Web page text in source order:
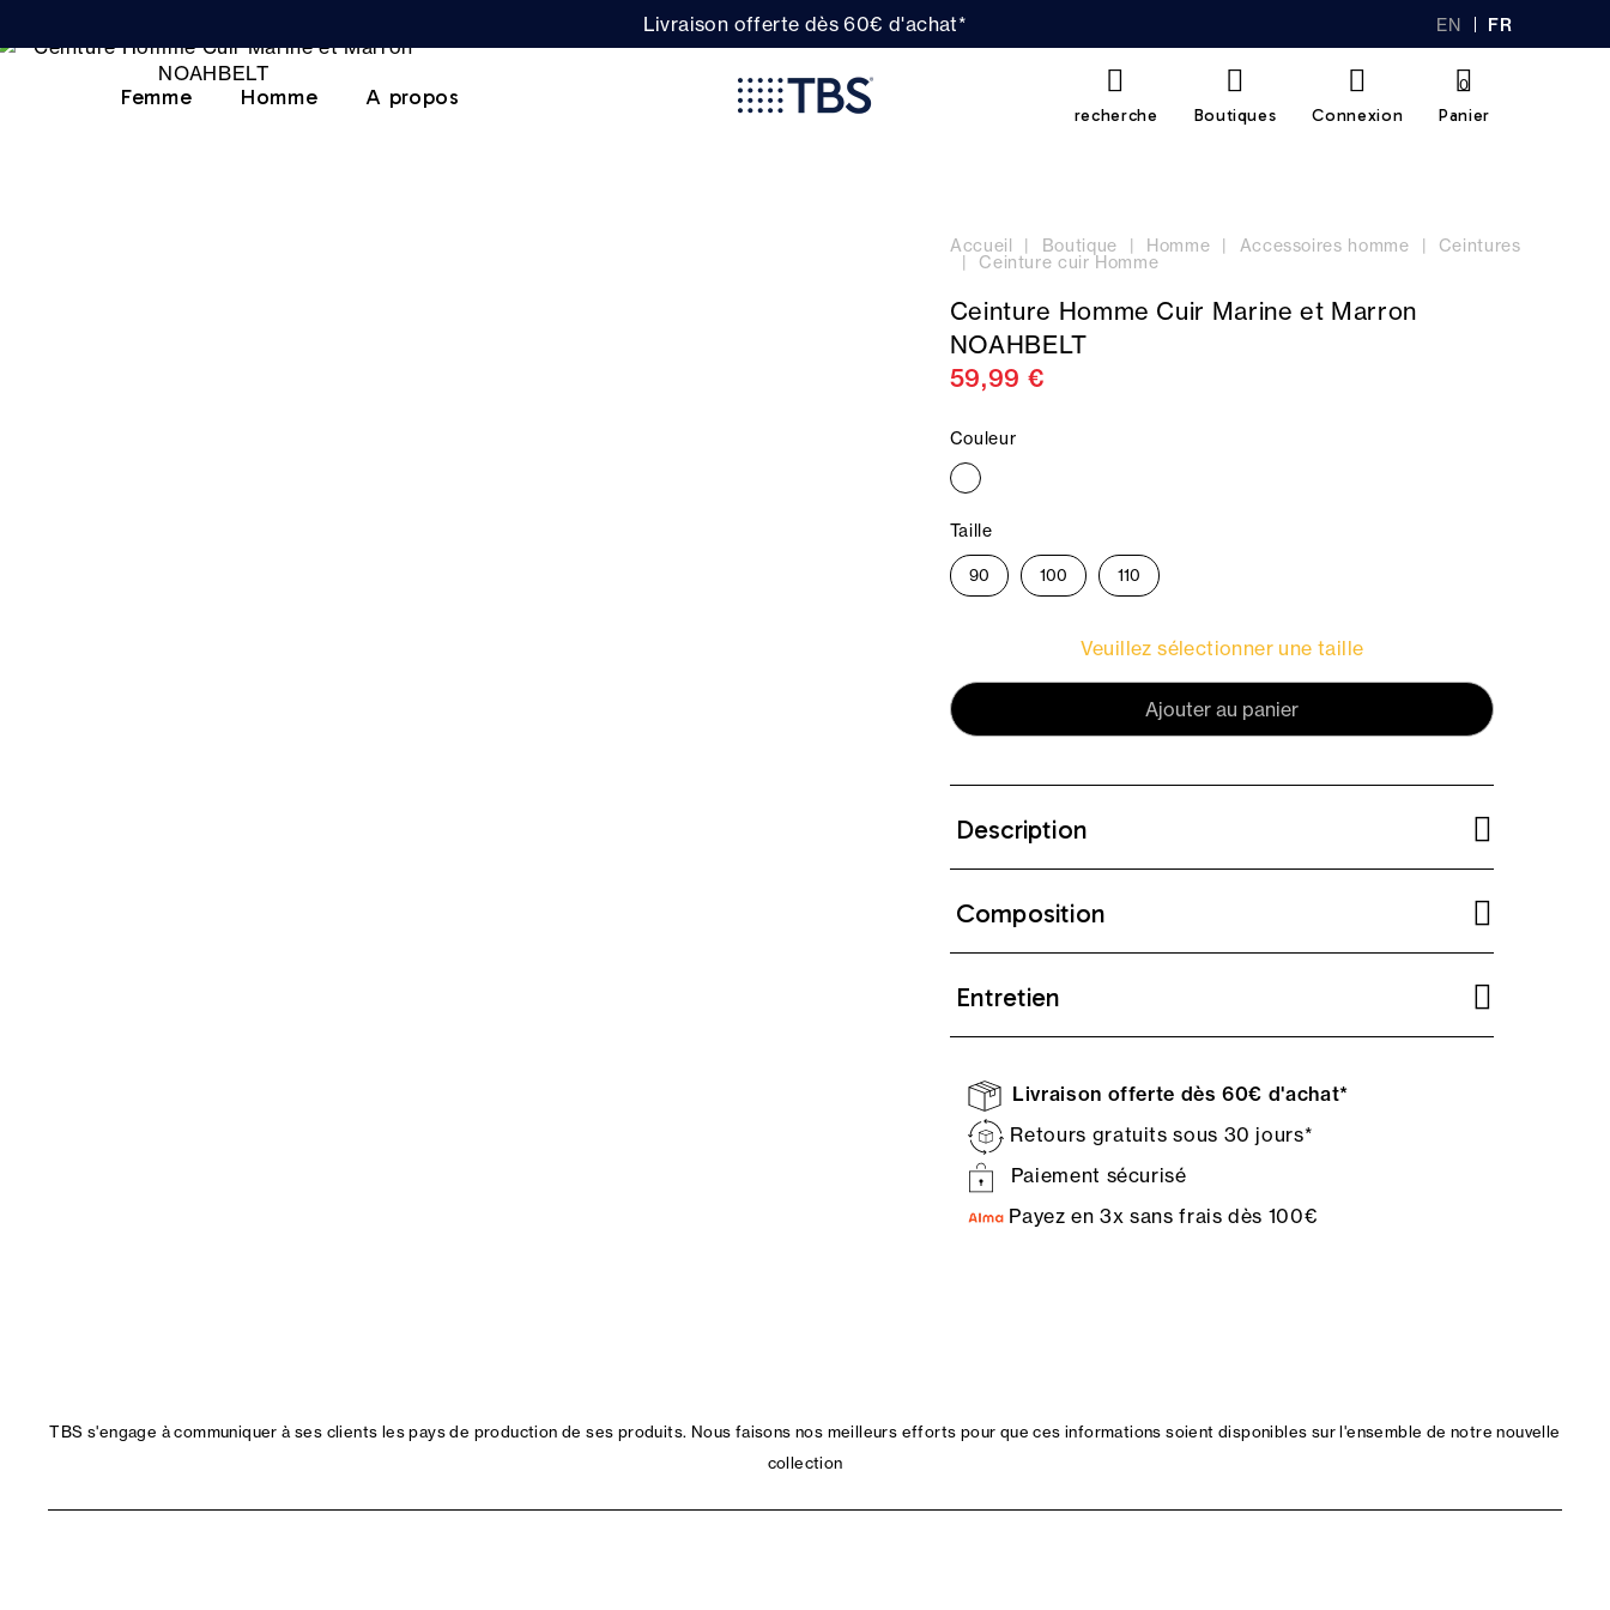
Livraison offerte dès 60€ d'achat* EN FR
Femme Homme A propos
recherche Boutiques Connexion Panier
0
Accueil Boutique Homme Accessoires homme Ceintures
Ceinture cuir Homme
Ceinture Homme Cuir Marine et Marron
NOAHBELT
59,99 €
Couleur
Taille
90 100 110
Veuillez sélectionner une taille
Ajouter au panier
Description
Composition
Entretien
Livraison offerte dès 60€ d'achat*
Retours gratuits sous 30 jours*
Paiement sécurisé
Payez en 3x sans frais dès 100€
TBS s'engage à communiquer à ses clients les pays de production de ses produits. Nous faisons nos meilleurs efforts pour que ces informations soient disponibles sur l'ensemble de notre nouvelle
collection